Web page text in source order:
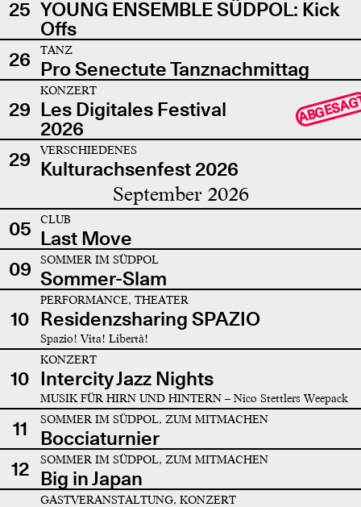
25 YOUNG ENSEMBLE SÜDPOL: Kick
Offs
26
TANZ
Pro Senectute Tanznachmittag
29
KONZERT
Les Digitales Festival
2026
29 VERSCHIEDENES
Kulturachsenfest 2026
September 2026
05 CLUB
Last Move
09
SOMMER IM SÜDPOL
Sommer-Slam
10
PERFORMANCE, THEATER
Residenzsharing SPAZIO
Spazio! Vita! Libertà!
10
KONZERT
Intercity Jazz Nights
MUSIK FÜR HIRN UND HINTERN – Nico Stettlers Weepack
11 SOMMER IM SÜDPOL, ZUM MITMACHEN
Bocciaturnier
12
SOMMER IM SÜDPOL, ZUM MITMACHEN
Big in Japan
GASTVERANSTALTUNG, KONZERT